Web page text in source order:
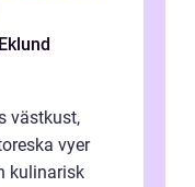
västkust,
vyer
kulinarisk